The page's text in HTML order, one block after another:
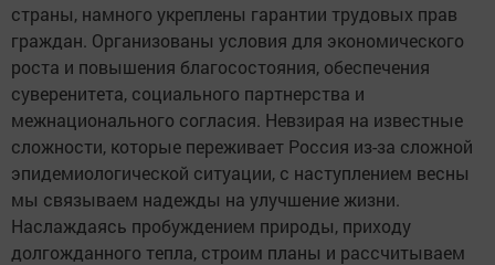
страны, намного укреплены гарантии трудовых прав
граждан. Организованы условия для экономического
роста и повышения благосостояния, обеспечения
суверенитета, социального партнерства и
межнационального согласия. Невзирая на известные
сложности, которые переживает Россия из-за сложной
эпидемиологической ситуации, с наступлением весны
мы связываем надежды на улучшение жизни.
Наслаждаясь пробуждением природы, приходу
долгожданного тепла, строим планы и рассчитываем